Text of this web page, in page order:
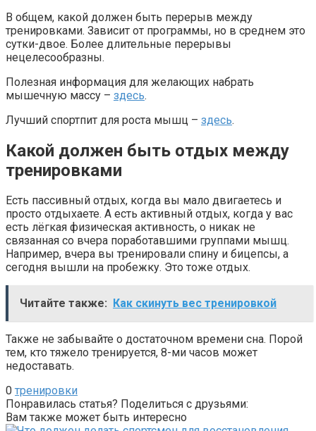
В общем, какой должен быть перерыв между
тренировками. Зависит от программы, но в среднем это
сутки-двое. Более длительные перерывы
нецелесообразны.
Полезная информация для желающих набрать
мышечную массу – здесь.
Лучший спортпит для роста мышц – здесь.
Какой должен быть отдых между
тренировками
Есть пассивный отдых, когда вы мало двигаетесь и
просто отдыхаете. А есть активный отдых, когда у вас
есть лёгкая физическая активность, о никак не
связанная со вчера поработавшими группами мышц.
Например, вчера вы тренировали спину и бицепсы, а
сегодня вышли на пробежку. Это тоже отдых.
Читайте также: Как скинуть вес тренировкой
Также не забывайте о достаточном времени сна. Порой
тем, кто тяжело тренируется, 8-ми часов может
недоставать.
0 тренировки
Понравилась статья? Поделиться с друзьями:
Вам также может быть интересно